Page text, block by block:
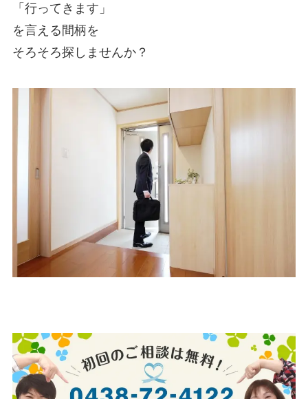
「行ってきます」
を言える間柄を
そろそろ探しませんか？